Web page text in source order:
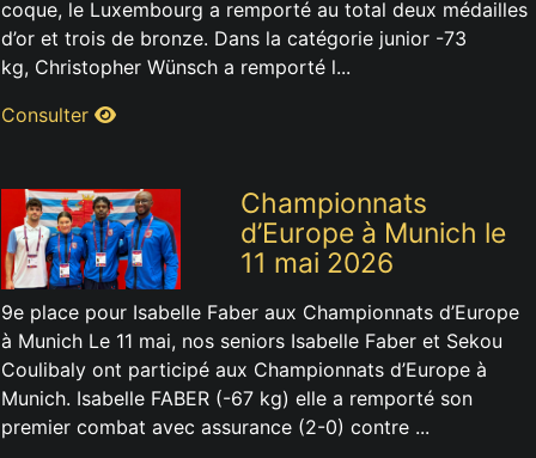
coque, le Luxembourg a remporté au total deux médailles
d’or et trois de bronze. Dans la catégorie junior -73
kg, Christopher Wünsch a remporté l...
Consulter
Championnats
d’Europe à Munich le
11 mai 2026
9e place pour Isabelle Faber aux Championnats d’Europe
à Munich Le 11 mai, nos seniors Isabelle Faber et Sekou
Coulibaly ont participé aux Championnats d’Europe à
Munich. Isabelle FABER (-67 kg) elle a remporté son
premier combat avec assurance (2-0) contre ...